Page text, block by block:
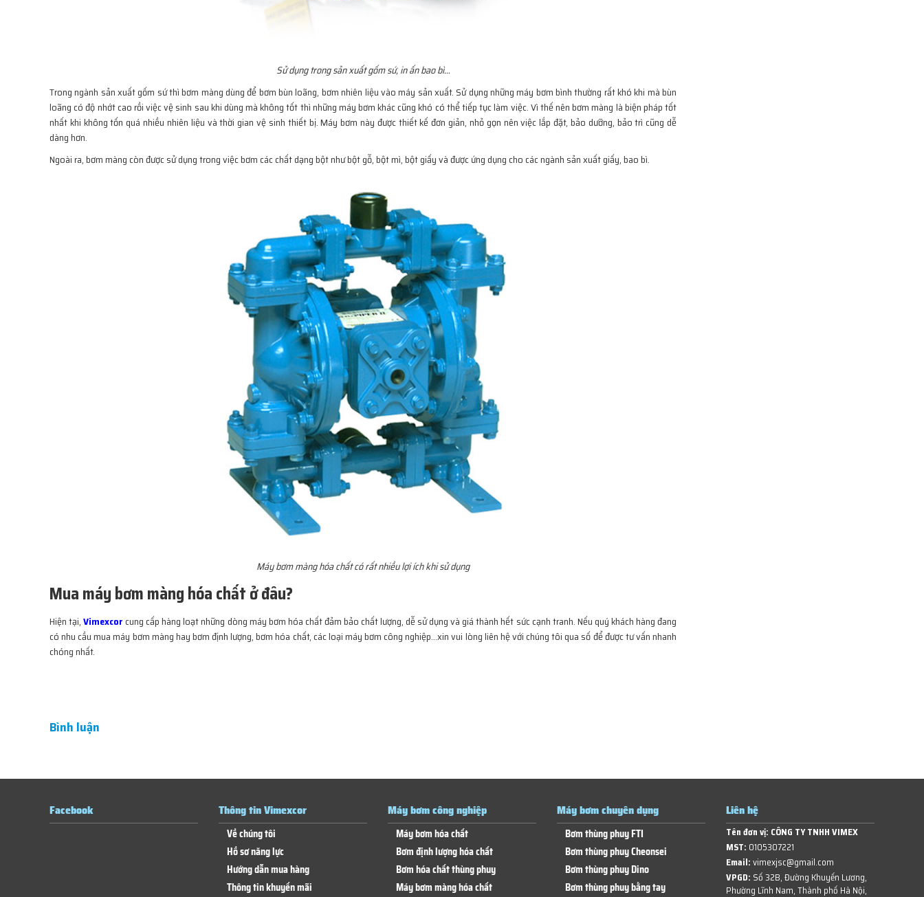
Sử dụng trong sản xuất gốm sứ, in ấn bao bì…
Trong ngành sản xuất gốm sứ thì bơm màng dùng để bơm bùn loãng, bơm nhiên liệu vào máy sản xuất. Sử dụng những máy bơm bình thường rất khó khi mà bùn
loãng có độ nhớt cao rồi việc vệ sinh sau khi dùng mà không tốt thì những máy bơm khác cũng khó có thể tiếp tục làm việc. Vì thế nên bơm màng là biện pháp tốt
nhất khi không tốn quá nhiều nhiên liệu và thời gian vệ sinh thiết bị. Máy bơm này được thiết kế đơn giản, nhỏ gọn nên việc lắp đặt, bảo dưỡng, bảo trì cũng dễ
dàng hơn.
Ngoài ra, bơm màng còn được sử dụng trong việc bơm các chất dạng bột như bột gỗ, bột mì, bột giấy và được ứng dụng cho các ngành sản xuất giấy, bao bì.
Máy bơm màng hóa chất có rất nhiều lợi ích khi sử dụng
Mua máy bơm màng hóa chất ở đâu?
Hiện tại,Vimexcorcung cấp hàng loạt những dòng máy bơm hóa chất đảm bảo chất lượng, dễ sử dụng và giá thành hết sức cạnh tranh. Nếu quý khách hàng đang
có nhu cầu mua máy bơm màng hay bơm định lượng, bơm hóa chất, các loại máy bơm công nghiệp…xin vui lòng liên hệ với chúng tôi qua số để được tư vấn nhanh
chóng nhất.
Bình luận
Facebook Thông tin Vimexcor
Về chúng tôi
Hồ sơ năng lực
Hướng dẫn mua hàng
Thông tin khuyến mãi
Máy bơm công nghiệp
Máy bơm hóa chất
Bơm định lượng hóa chất
Bơm hóa chất thùng phuy
Máy bơm màng hóa chất
Máy bơm chuyên dụng
Bơm thùng phuy FTI
Bơm thùng phuy Cheonsei
Bơm thùng phuy Dino
Bơm thùng phuy bằng tay
Liên hệ
Tên đơn vị: CÔNG TY TNHH VIMEX
MST: 0105307221
Email:vimexjsc@gmail.com
VPGD: Số 32B, Đường Khuyến Lương,
Phường Lĩnh Nam, Thành phố Hà Nội,